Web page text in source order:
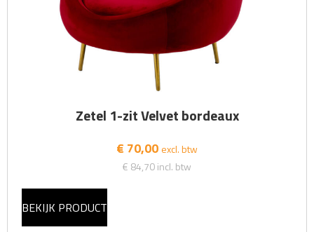
Zetel 1-zit Velvet bordeaux
€ 70,00 excl. btw
€ 84,70incl. btw
BEKIJK PRODUCT